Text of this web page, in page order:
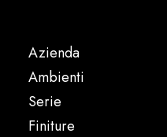
Azienda
Ambienti
Serie
Finiture